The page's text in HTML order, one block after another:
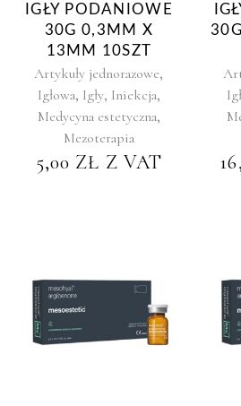
IGŁY PODANIOWE
30G 0,3MM X
13MM 10SZT
Artykuły jednorazowe,
Igłowa, Igły, Iniekcja,
Medycyna estetyczna,
Mezoterapia
5,00 ZŁ Z VAT